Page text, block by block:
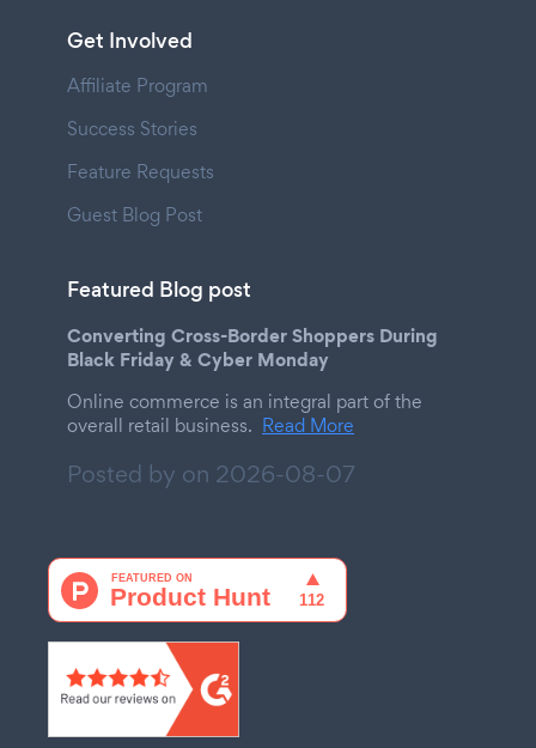
Get Involved
Affiliate Program
Success Stories
Feature Requests
Guest Blog Post
Featured Blog post
Converting Cross-Border Shoppers During
Black Friday & Cyber Monday
Online commerce is an integral part of the
overall retail business. Read More
Posted by on 2026-08-07